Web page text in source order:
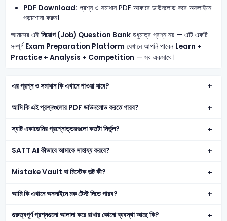
PDF Download: প্রশ্ন ও সমাধান PDF আকারে ডাউনলোড করে অফলাইনে
পড়াশোনা করুন।
আমাদের এই নিয়োগ (Job) Question Bankশুধুমাত্র প্রশ্ন নয় — এটি একটি
সম্পূর্ণ Exam Preparation Platform যেখানে আপনি পাবেন Learn +
Practice + Analysis + Competition — সব একসাথে।
এর প্রশ্ন ও সমাধান কি এখানে পাওয়া যাবে?
আমি কি এই প্রশ্নগুলোর PDF ডাউনলোড করতে পারব?
স্যাট একাডেমির প্রশ্নোত্তরগুলো কতটা নির্ভুল?
SATT AI কীভাবে আমাকে সাহায্য করবে?
Mistake Vault বা মিস্টেক ভল্ট কী?
আমি কি এখানে অনলাইনে মক টেস্ট দিতে পারব?
গুরুত্বপূর্ণ প্রশ্নগুলো আলাদা করে রাখার কোনো ব্যবস্থা আছে কি?